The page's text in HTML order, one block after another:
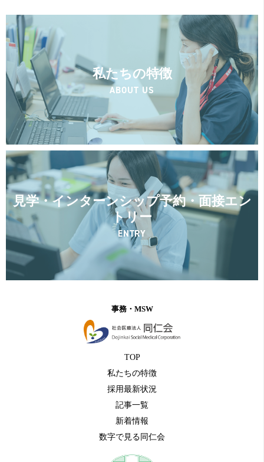
私たちの特徴
ABOUT US
見学・インターンシップ予約・面接エン
トリー
ENTRY
事務・MSW
TOP
私たちの特徴
採用最新状況
記事一覧
新着情報
数字で見る同仁会